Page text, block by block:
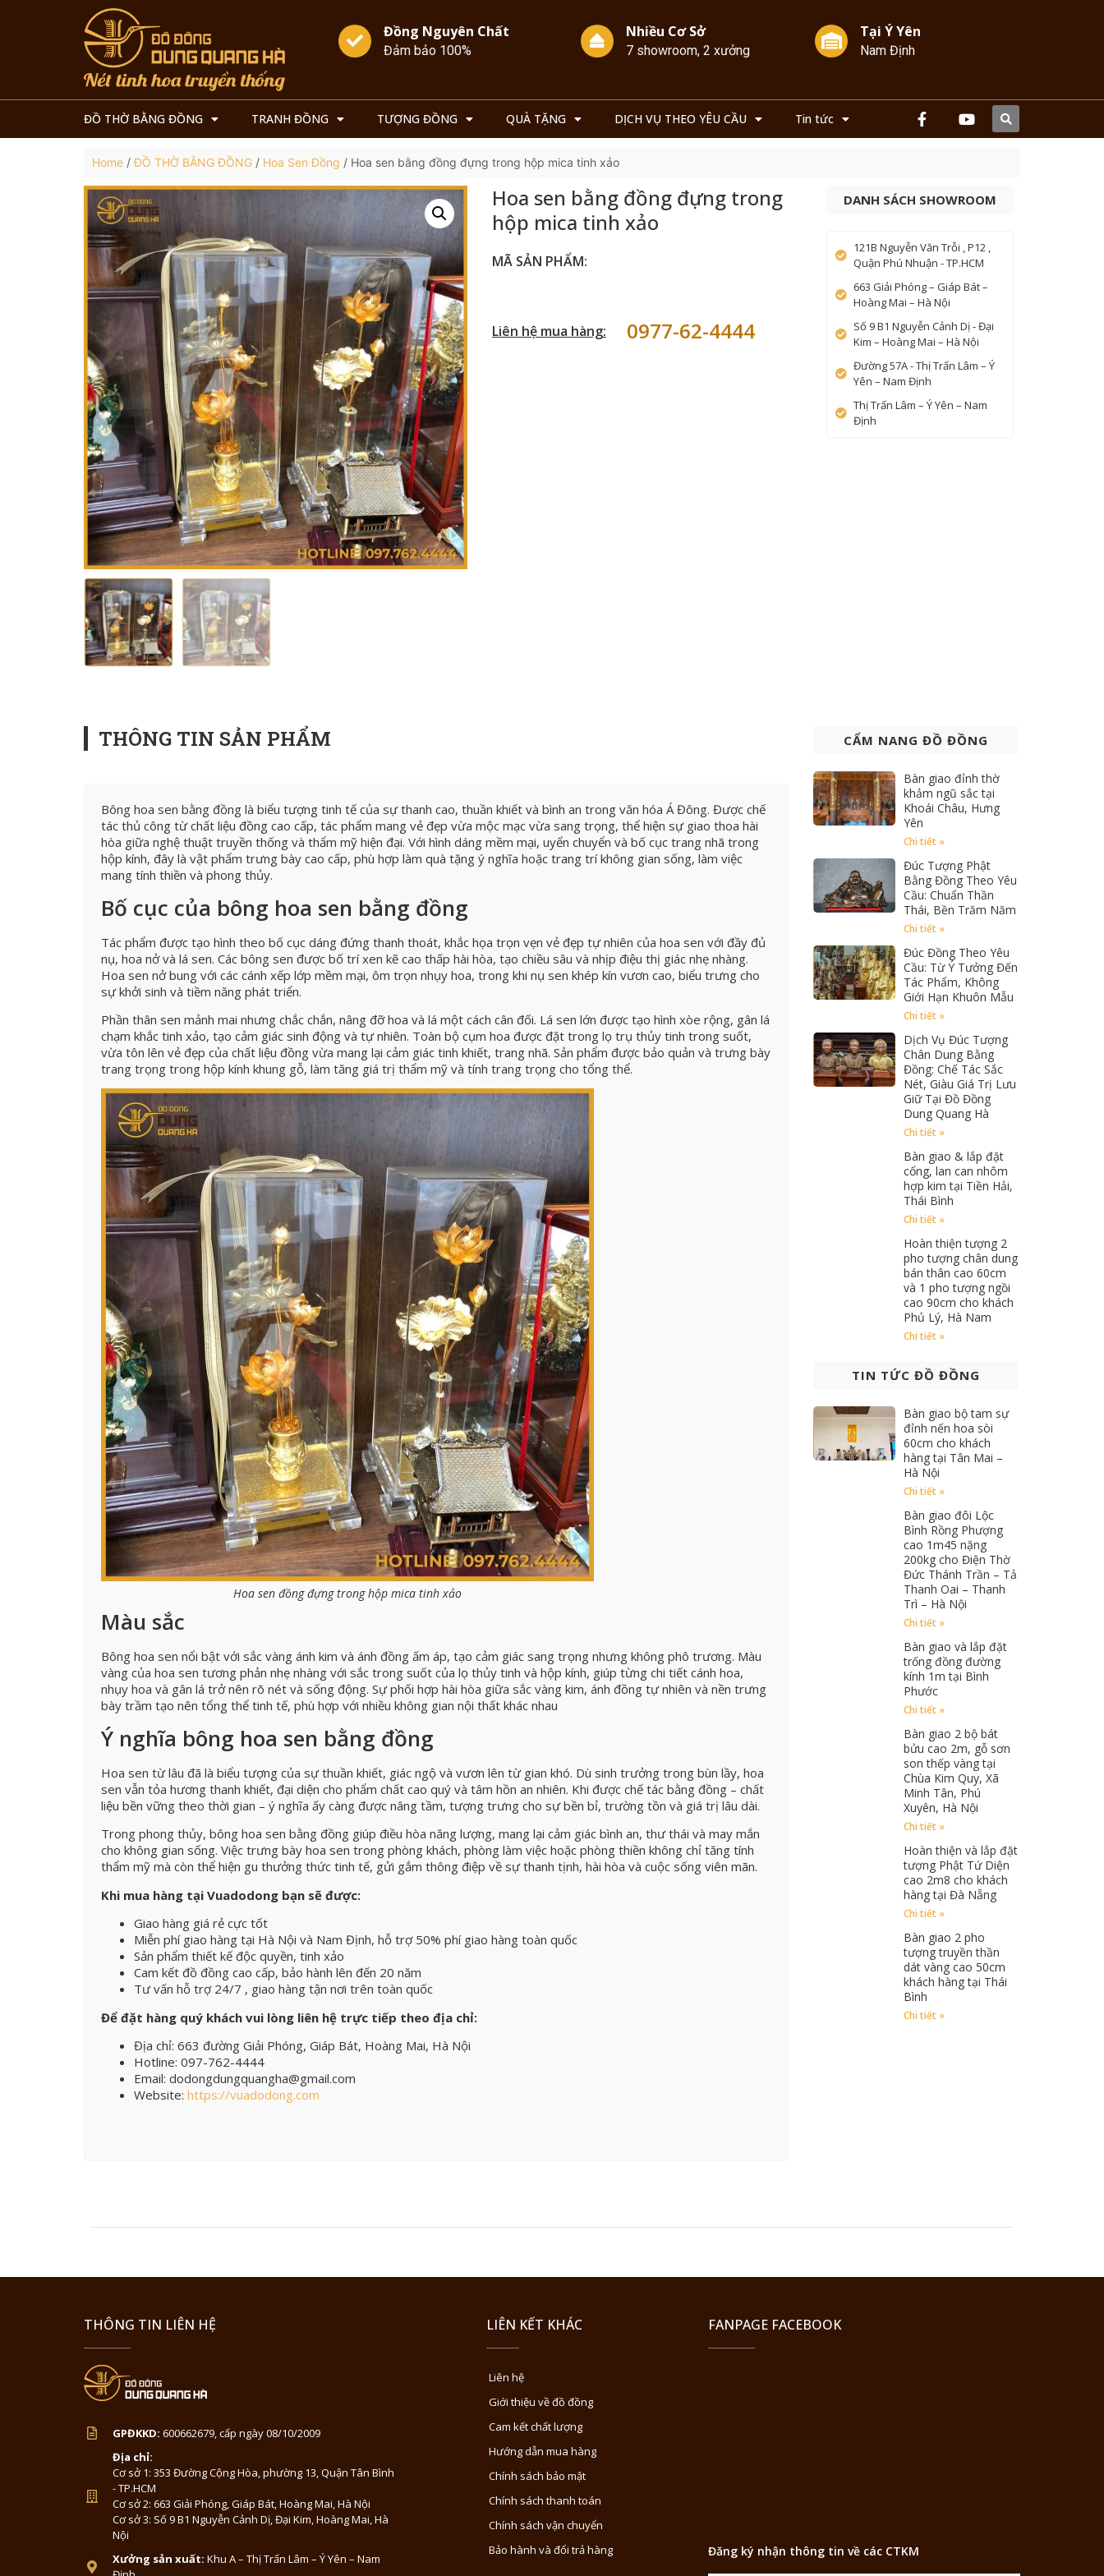
Đồng Nguyên Chất
Đảm bảo 100%
Nhiều Cơ Sở
7 showroom, 2 xưởng
Tại Ý Yên
Nam Định
ĐỒ THỜ BẰNG ĐỒNG TRANH ĐỒNG TƯỢNG ĐỒNG QUÀ TẶNG DỊCH VỤ THEO YÊU CẦU Tin tức
Home /ĐỒ THỜ BẰNG ĐỒNG / Hoa Sen Đồng / Hoa sen bằng đồng đựng trong hộp mica tinh xảo
Hoa sen bằng đồng đựng trong
hộp mica tinh xảo
MÃ SẢN PHẨM:
Liên hệ mua hàng: 0977-62-4444
DANH SÁCH SHOWROOM
121B Nguyễn Văn Trỗi , P12 ,
Quận Phú Nhuận - TP.HCM
663 Giải Phóng – Giáp Bát –
Hoàng Mai – Hà Nội
Số 9 B1 Nguyễn Cảnh Dị - Đại
Kim – Hoàng Mai – Hà Nội
Đường 57A - Thị Trấn Lâm – Ý
Yên – Nam Định
Thị Trấn Lâm – Ý Yên – Nam
Định
THÔNG TIN SẢN PHẨM
Bông hoa sen bằng đồng là biểu tượng tinh tế của sự thanh cao, thuần khiết và bình an trong văn hóa Á Đông. Được chế
tác thủ công từ chất liệu đồng cao cấp, tác phẩm mang vẻ đẹp vừa mộc mạc vừa sang trọng, thể hiện sự giao thoa hài
hòa giữa nghệ thuật truyền thống và thẩm mỹ hiện đại. Với hình dáng mềm mại, uyển chuyển và bố cục trang nhã trong
hộp kính, đây là vật phẩm trưng bày cao cấp, phù hợp làm quà tặng ý nghĩa hoặc trang trí không gian sống, làm việc
mang tính thiền và phong thủy.
Bố cục của bông hoa sen bằng đồng
Tác phẩm được tạo hình theo bố cục dáng đứng thanh thoát, khắc họa trọn vẹn vẻ đẹp tự nhiên của hoa sen với đầy đủ
nụ, hoa nở và lá sen. Các bông sen được bố trí xen kẽ cao thấp hài hòa, tạo chiều sâu và nhịp điệu thị giác nhẹ nhàng.
Hoa sen nở bung với các cánh xếp lớp mềm mại, ôm trọn nhụy hoa, trong khi nụ sen khép kín vươn cao, biểu trưng cho
sự khởi sinh và tiềm năng phát triển.
Phần thân sen mảnh mai nhưng chắc chắn, nâng đỡ hoa và lá một cách cân đối. Lá sen lớn được tạo hình xòe rộng, gân lá
chạm khắc tinh xảo, tạo cảm giác sinh động và tự nhiên. Toàn bộ cụm hoa được đặt trong lọ trụ thủy tinh trong suốt,
vừa tôn lên vẻ đẹp của chất liệu đồng vừa mang lại cảm giác tinh khiết, trang nhã. Sản phẩm được bảo quản và trưng bày
trang trọng trong hộp kính khung gỗ, làm tăng giá trị thẩm mỹ và tính trang trọng cho tổng thể.
Hoa sen đồng đựng trong hộp mica tinh xảo
Màu sắc
Bông hoa sen nổi bật với sắc vàng ánh kim và ánh đồng ấm áp, tạo cảm giác sang trọng nhưng không phô trương. Màu
vàng của hoa sen tương phản nhẹ nhàng với sắc trong suốt của lọ thủy tinh và hộp kính, giúp từng chi tiết cánh hoa,
nhụy hoa và gân lá trở nên rõ nét và sống động. Sự phối hợp hài hòa giữa sắc vàng kim, ánh đồng tự nhiên và nền trưng
bày trầm tạo nên tổng thể tinh tế, phù hợp với nhiều không gian nội thất khác nhau
Ý nghĩa bông hoa sen bằng đồng
Hoa sen từ lâu đã là biểu tượng của sự thuần khiết, giác ngộ và vươn lên từ gian khó. Dù sinh trưởng trong bùn lầy, hoa
sen vẫn tỏa hương thanh khiết, đại diện cho phẩm chất cao quý và tâm hồn an nhiên. Khi được chế tác bằng đồng – chất
liệu bền vững theo thời gian – ý nghĩa ấy càng được nâng tầm, tượng trưng cho sự bền bỉ, trường tồn và giá trị lâu dài.
Trong phong thủy, bông hoa sen bằng đồng giúp điều hòa năng lượng, mang lại cảm giác bình an, thư thái và may mắn
cho không gian sống. Việc trưng bày hoa sen trong phòng khách, phòng làm việc hoặc phòng thiền không chỉ tăng tính
thẩm mỹ mà còn thể hiện gu thưởng thức tinh tế, gửi gắm thông điệp về sự thanh tịnh, hài hòa và cuộc sống viên mãn.
Khi mua hàng tại Vuadodong bạn sẽ được:
Giao hàng giá rẻ cực tốt
Miễn phí giao hàng tại Hà Nội và Nam Định, hỗ trợ 50% phí giao hàng toàn quốc
Sản phẩm thiết kế độc quyền, tinh xảo
Cam kết đồ đồng cao cấp, bảo hành lên đến 20 năm
Tư vấn hỗ trợ 24/7 , giao hàng tận nơi trên toàn quốc
Để đặt hàng quý khách vui lòng liên hệ trực tiếp theo địa chỉ:
Địa chỉ: 663 đường Giải Phóng, Giáp Bát, Hoàng Mai, Hà Nội
Hotline: 097-762-4444
Email: dodongdungquangha@gmail.com
Website: https://vuadodong.com
CẨM NANG ĐỒ ĐỒNG
Bàn giao đỉnh thờ
khảm ngũ sắc tại
Khoái Châu, Hưng
Yên
Chi tiết »
Đúc Tượng Phật
Bằng Đồng Theo Yêu
Cầu: Chuẩn Thần
Thái, Bền Trăm Năm
Chi tiết »
Đúc Đồng Theo Yêu
Cầu: Từ Ý Tưởng Đến
Tác Phẩm, Không
Giới Hạn Khuôn Mẫu
Chi tiết »
Dịch Vụ Đúc Tượng
Chân Dung Bằng
Đồng: Chế Tác Sắc
Nét, Giàu Giá Trị Lưu
Giữ Tại Đồ Đồng
Dung Quang Hà
Chi tiết »
Bàn giao & lắp đặt
cổng, lan can nhôm
hợp kim tại Tiền Hải,
Thái Bình
Chi tiết »
Hoàn thiện tượng 2
pho tượng chân dung
bán thân cao 60cm
và 1 pho tượng ngồi
cao 90cm cho khách
Phủ Lý, Hà Nam
Chi tiết »
TIN TỨC ĐỒ ĐỒNG
Bàn giao bộ tam sự
đỉnh nến hoa sòi
60cm cho khách
hàng tại Tân Mai –
Hà Nội
Chi tiết »
Bàn giao đôi Lộc
Bình Rồng Phượng
cao 1m45 nặng
200kg cho Điện Thờ
Đức Thánh Trần – Tả
Thanh Oai – Thanh
Trì – Hà Nội
Chi tiết »
Bàn giao và lắp đặt
trống đồng đường
kính 1m tại Bình
Phước
Chi tiết »
Bàn giao 2 bộ bát
bửu cao 2m, gỗ sơn
son thếp vàng tại
Chùa Kim Quy, Xã
Minh Tân, Phú
Xuyên, Hà Nội
Chi tiết »
Hoàn thiện và lắp đặt
tượng Phật Tứ Diện
cao 2m8 cho khách
hàng tại Đà Nẵng
Chi tiết »
Bàn giao 2 pho
tượng truyền thần
dát vàng cao 50cm
khách hàng tại Thái
Bình
Chi tiết »
THÔNG TIN LIÊN HỆ
GPĐKKD: 600662679, cấp ngày 08/10/2009
Địa chỉ:
Cơ sở 1: 353 Đường Cộng Hòa, phường 13, Quận Tân Bình
- TP.HCM
Cơ sở 2: 663 Giải Phóng, Giáp Bát, Hoàng Mai, Hà Nội
Cơ sở 3: Số 9 B1 Nguyễn Cảnh Dị, Đại Kim, Hoàng Mai, Hà
Nội
Xưởng sản xuất: Khu A – Thị Trấn Lâm – Ý Yên – Nam
LIÊN KẾT KHÁC
Liên hệ
Giới thiệu về đồ đồng
Cam kết chất lượng
Hướng dẫn mua hàng
Chính sách bảo mật
Chính sách thanh toán
Chính sách vận chuyển
Bảo hành và đổi trả hàng
FANPAGE FACEBOOK
Đăng ký nhận thông tin về các CTKM